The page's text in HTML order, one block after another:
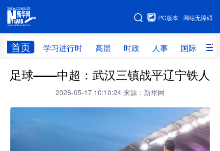
网站无障碍
PC版本
首页 学习进行时 高层 时政 人事 国际 财
网站地图
学习进行时 高层 时政 人事
财经 网评
教育
量子 体育
足球——中超：武汉三镇战平辽宁铁人
2026-05-17 10:10:24 来源：新华网